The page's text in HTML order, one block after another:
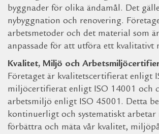
byggnader för olika ändamål. Det
nybyggnation och renovering.
arbetsmetoder och det material som
anpassade för att utföra ett kvalitativt
Kvalitet, Miljö och
Företaget är kvalitetscertifierat enligt
miljöcertifierat enligt ISO 14001 och
arbetsmiljö enligt ISO 45001. Detta
kontinuerligt och systematiskt arbetar
förbättra och mäta vår kvalitet,